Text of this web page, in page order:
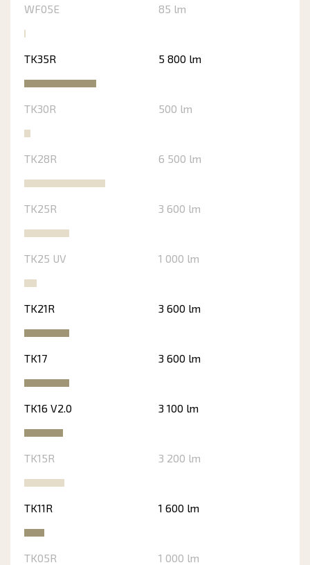
WF05E 85 lm
TK35R 5 800 lm
TK30R 500 lm
TK28R 6 500 lm
TK25R 3 600 lm
TK25 UV 1 000 lm
TK21R 3 600 lm
TK17 3 600 lm
TK16 V2.0 3 100 lm
TK15R 3 200 lm
TK11R 1 600 lm
TK05R 1 000 lm